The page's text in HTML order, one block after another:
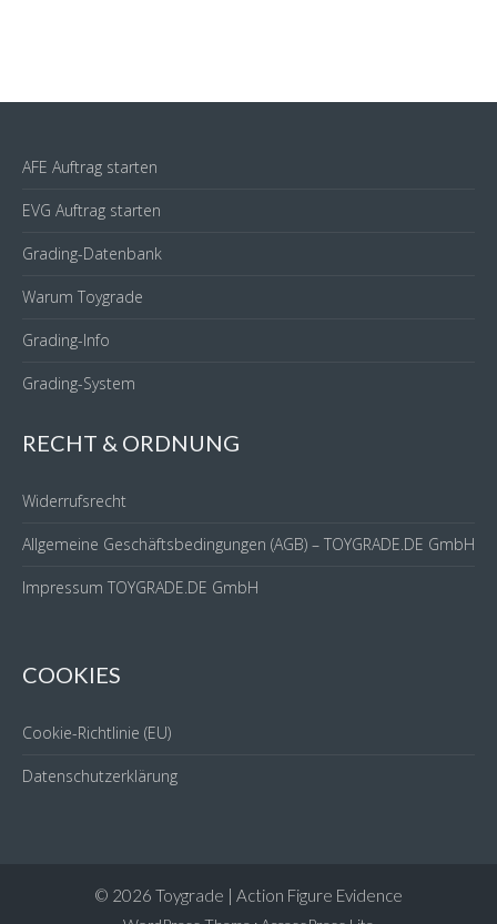
AFE Auftrag starten
EVG Auftrag starten
Grading-Datenbank
Warum Toygrade
Grading-Info
Grading-System
RECHT & ORDNUNG
Widerrufsrecht
Allgemeine Geschäftsbedingungen (AGB) – TOYGRADE.DE GmbH
Impressum TOYGRADE.DE GmbH
COOKIES
Cookie-Richtlinie (EU)
Datenschutzerklärung
© 2026 Toygrade | Action Figure Evidence